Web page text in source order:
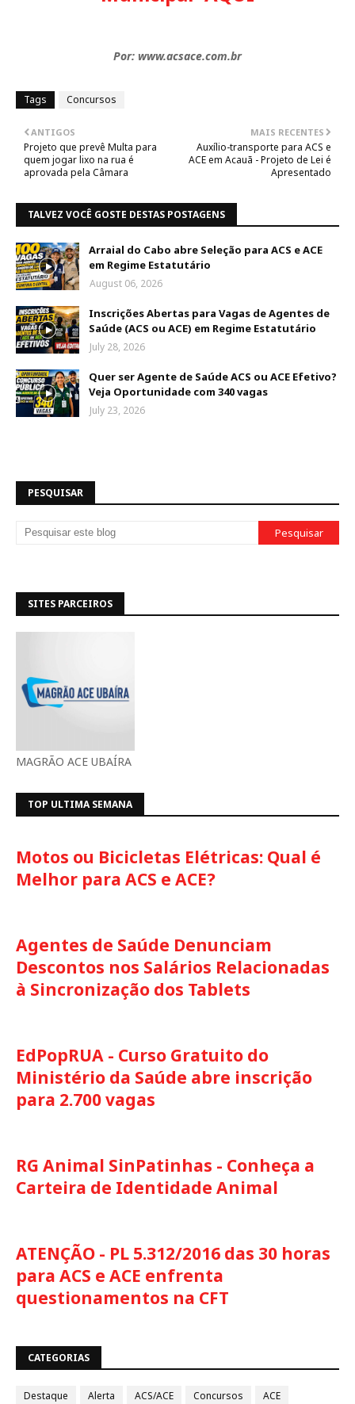
Por: www.acsace.com.br
Tags Concursos
MAIS RECENTES
Auxílio-transporte para ACS e
ACE em Acauã - Projeto de Lei é
Apresentado
ANTIGOS
Projeto que prevê Multa para
quem jogar lixo na rua é
aprovada pela Câmara
TALVEZ VOCÊ GOSTE DESTAS POSTAGENS
Arraial do Cabo abre Seleção para ACS e ACE
em Regime Estatutário
August 06, 2026
Inscrições Abertas para Vagas de Agentes de
Saúde (ACS ou ACE) em Regime Estatutário
July 28, 2026
Quer ser Agente de Saúde ACS ou ACE Efetivo?
Veja Oportunidade com 340 vagas
July 23, 2026
PESQUISAR
SITES PARCEIROS
MAGRÃO ACE UBAÍRA
TOP ULTIMA SEMANA
Motos ou Bicicletas Elétricas: Qual é
Melhor para ACS e ACE?
Agentes de Saúde Denunciam
Descontos nos Salários Relacionadas
à Sincronização dos Tablets
EdPopRUA - Curso Gratuito do
Ministério da Saúde abre inscrição
para 2.700 vagas
RG Animal SinPatinhas - Conheça a
Carteira de Identidade Animal
ATENÇÃO - PL 5.312/2016 das 30 horas
para ACS e ACE enfrenta
questionamentos na CFT
CATEGORIAS
Destaque Alerta ACS/ACE Concursos
ACE